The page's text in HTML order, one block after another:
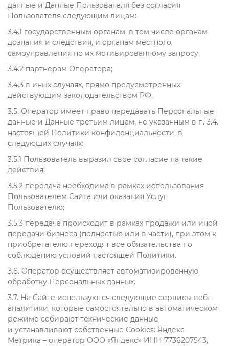
данные и Данные Пользователя без согласия
Пользователя следующим лицам:
3.4.1 государственным органам, в том числе органам
дознания и следствия, и органам местного
самоуправления по их мотивированному запросу;
3.4.2 партнерам Оператора;
3.4.3 в иных случаях, прямо предусмотренных
действующим законодательством РФ.
3.5. Оператор имеет право передавать Персональные
данные и Данные третьим лицам, не указанным в п. 3.4.
настоящей Политики конфиденциальности, в
следующих случаях:
3.5.1 Пользователь выразил свое согласие на такие
действия;
3.5.2 передача необходима в рамках использования
Пользователем Сайта или оказания Услуг
Пользователю;
3.5.3 передача происходит в рамках продажи или иной
передачи бизнеса (полностью или в части), при этом к
приобретателю переходят все обязательства по
соблюдению условий настоящей Политики.
3.6. Оператор осуществляет автоматизированную
обработку Персональных данных.
3.7. На Сайте используются следующие сервисы веб-
аналитики, которые самостоятельно в автоматическом
режиме собирают технические данные
и устанавливают собственные Cookies: Яндекс
Метрика – оператор ООО «Яндекс» ИНН 7736207543,